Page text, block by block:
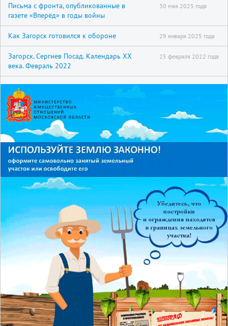
Письма с фронта, опубликованные в
газете «Вперёд» в годы войны
30 мая 2025 года
Как Загорск готовился к обороне 29 января 2025 года
Загорск. Сергиев Посад. Календарь XX
века. Февраль 2022
25 февраля 2022 года